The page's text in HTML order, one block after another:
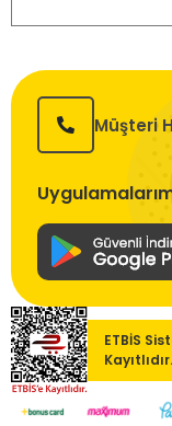
Müşteri
ETBİS
Kayıtlıdır.